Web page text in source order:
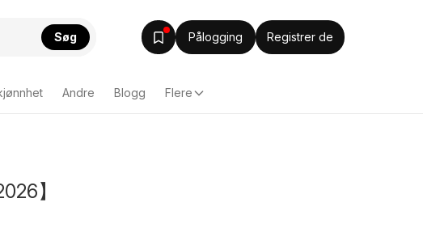
Søg Pålogging Registrer de
Andre Blogg Flere
】